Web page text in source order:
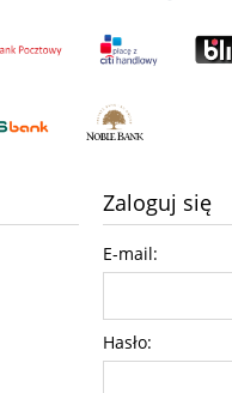
Zaloguj się
E-mail:
Hasło: